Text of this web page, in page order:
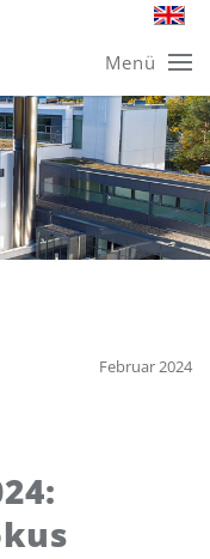
Menü
Februar 2024